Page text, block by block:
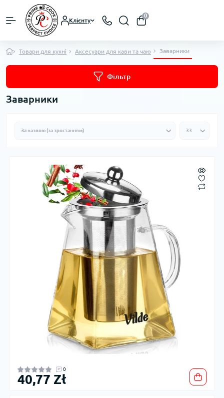
Клієнту
0
Товари для кухні Аксесуари для кави та чаю Заварники
Фільтр
Заварники
0
40,77 Zł